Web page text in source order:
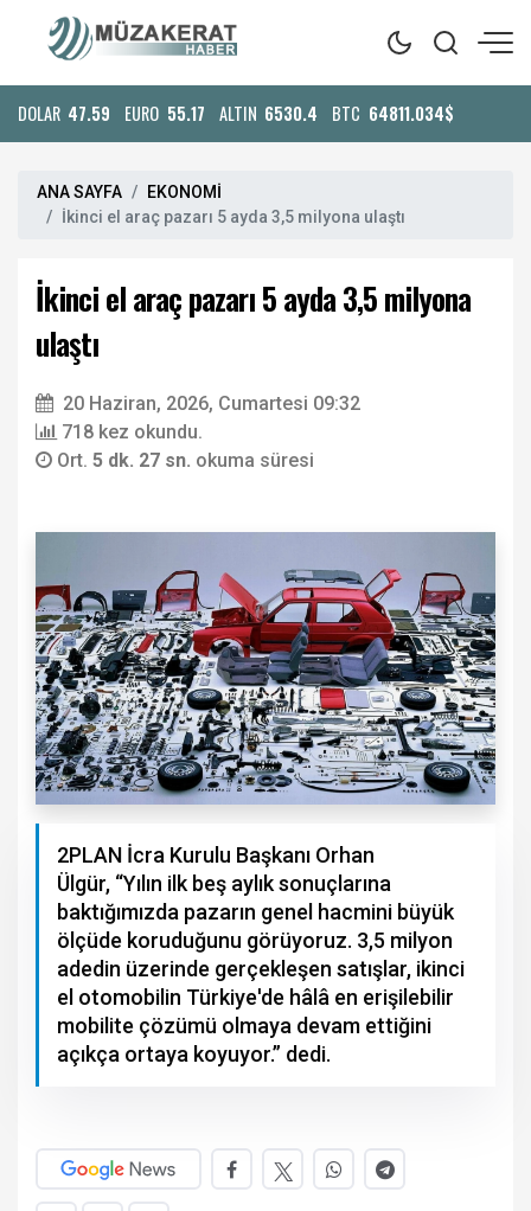
DOLAR 47.59 EURO 55.17 ALTIN 6530.4 BTC 64811.034$
ANA SAYFA
EKONOMİ
İkinci el araç pazarı 5 ayda 3,5 milyona ulaştı
İkinci el araç pazarı 5 ayda 3,5 milyona
ulaştı
20 Haziran, 2026, Cumartesi 09:32
718 kez okundu.
Ort. 5 dk. 27 sn. okuma süresi
2PLAN İcra Kurulu Başkanı Orhan
Ülgür, “Yılın ilk beş aylık sonuçlarına
baktığımızda pazarın genel hacmini büyük
ölçüde koruduğunu görüyoruz. 3,5 milyon
adedin üzerinde gerçekleşen satışlar, ikinci
el otomobilin Türkiye'de hâlâ en erişilebilir
mobilite çözümü olmaya devam ettiğini
açıkça ortaya koyuyor.” dedi.